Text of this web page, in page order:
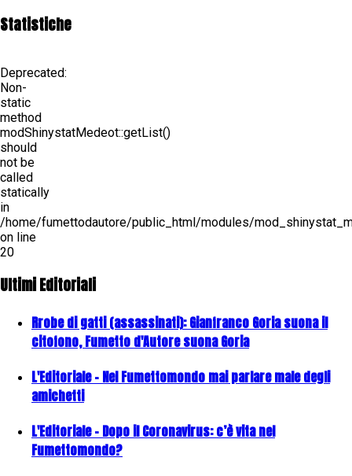
Statistiche
Deprecated:
Non-
static
method
modShinystatMedeot::getList()
should
not be
called
statically
in
/home/fumettodautore/public_html/modules/
on line
20
Ultimi Editoriali
Rrobe di gatti (assassinati): Gianfranco Goria suona il
citofono, Fumetto d'Autore suona Goria
L'Editoriale - Nel Fumettomondo mai parlare male degli
amichetti
L'Editoriale - Dopo il Coronavirus: c’è vita nel
Fumettomondo?